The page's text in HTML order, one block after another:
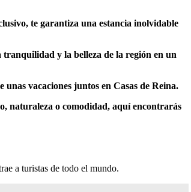
te garantiza una estancia inolvidable
y la belleza de la región en un
vacaciones juntos en Casas de Reina.
naturaleza o comodidad, aquí encontrarás
a turistas de todo el mundo.